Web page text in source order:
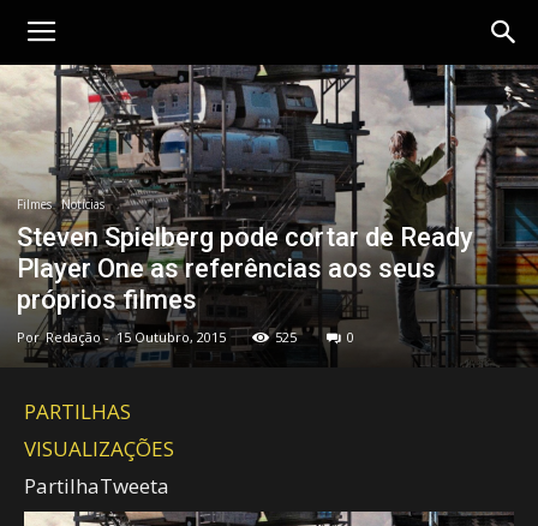
Cubo
Geek
Filmes Notícias
Steven Spielberg pode cortar de Ready
Player One as referências aos seus
próprios filmes
PorRedação- 15 Outubro, 2015 525 0
PARTILHAS
VISUALIZAÇÕES
PartilhaTweeta